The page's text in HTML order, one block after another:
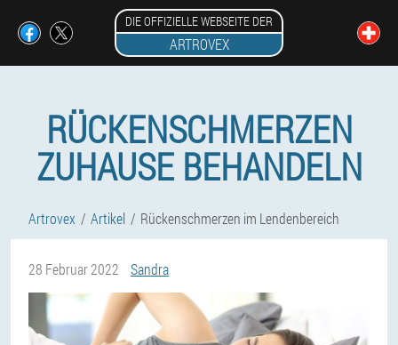
DIE OFFIZIELLE WEBSEITE DER
ARTROVEX
RÜCKENSCHMERZEN
ZUHAUSE BEHANDELN
Artrovex Artikel Rückenschmerzen im Lendenbereich
28 Februar 2022 Sandra